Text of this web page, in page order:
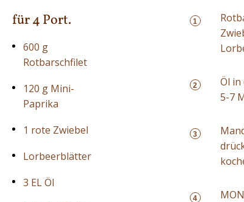
für 4 Port.
600 g
Rotbarschfilet
120 g Mini-
Paprika
1 rote Zwiebel
Lorbeerblätter
3 EL Öl
1
2
Öl
5-7
3
4